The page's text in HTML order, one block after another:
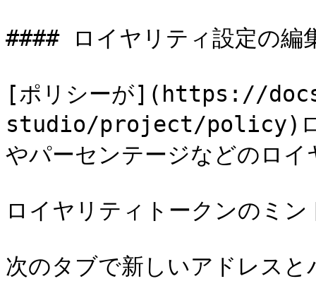
#### ロイヤリティ設定の編
[ポリシーが](https://
studio/project/policy)ロッ
やパーセンテージなどのロ
ロイヤリティトークンのミ
次のタブで新しいアドレス